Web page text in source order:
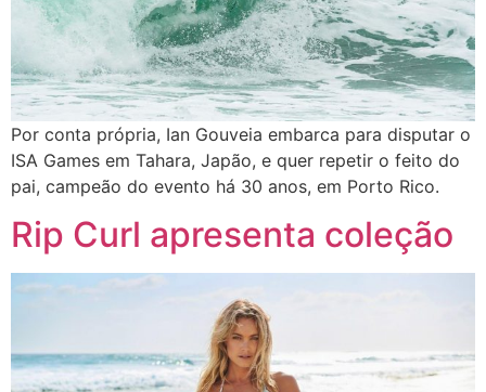
Por conta própria, Ian Gouveia embarca para disputar o
ISA Games em Tahara, Japão, e quer repetir o feito do
pai, campeão do evento há 30 anos, em Porto Rico.
Rip Curl apresenta coleção